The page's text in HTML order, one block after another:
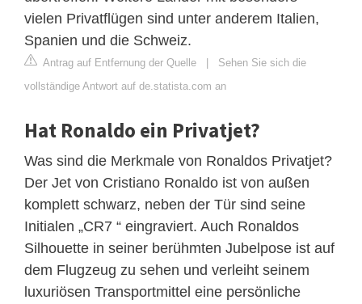
vielen Privatflügen sind unter anderem Italien,
Spanien und die Schweiz.
Antrag auf Entfernung der Quelle | Sehen Sie sich die
vollständige Antwort auf de.statista.com an
Hat Ronaldo ein Privatjet?
Was sind die Merkmale von Ronaldos Privatjet?
Der Jet von Cristiano Ronaldo ist von außen
komplett schwarz, neben der Tür sind seine
Initialen „CR7 “ eingraviert. Auch Ronaldos
Silhouette in seiner berühmten Jubelpose ist auf
dem Flugzeug zu sehen und verleiht seinem
luxuriösen Transportmittel eine persönliche